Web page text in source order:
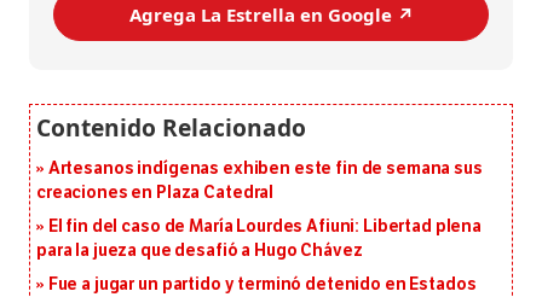
Agrega La Estrella en Google ↗️
Artesanos indígenas exhiben este fin de semana sus
creaciones en Plaza Catedral
El fin del caso de María Lourdes Afiuni: Libertad plena
para la jueza que desafió a Hugo Chávez
Fue a jugar un partido y terminó detenido en Estados